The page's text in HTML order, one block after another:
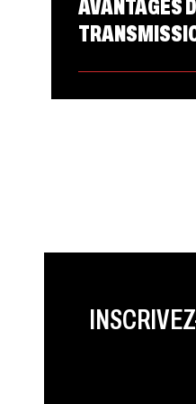
AVANTAGES
PRÉNOM
LAST
LANGUE